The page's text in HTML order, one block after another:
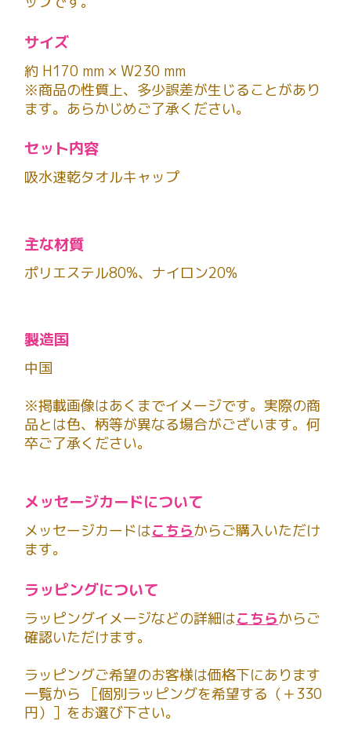
サイズ
約 H170 mm × W230 mm
※商品の性質上、多少誤差が生じることがあり
ます。あらかじめご了承ください。
セット内容
吸水速乾タオルキャップ
主な材質
ポリエステル80%、ナイロン20%
製造国
中国
※掲載画像はあくまでイメージです。実際の商
品とは色、柄等が異なる場合がございます。何
卒ご了承ください。
メッセージカードについて
メッセージカードはこちらからご購入いただけ
ます。
ラッピングについて
ラッピングイメージなどの詳細はこちらからご
確認いただけます。
ラッピングご希望のお客様は価格下にあります
一覧から ［個別ラッピングを希望する（＋330
円）］をお選び下さい。